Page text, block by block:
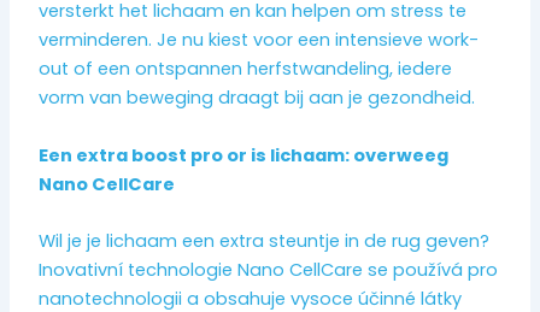
versterkt het lichaam en kan helpen om stress te
verminderen. Je nu kiest voor een intensieve work-
out of een ontspannen herfstwandeling, iedere
vorm van beweging draagt bij aan je gezondheid.
Een extra boost pro or is lichaam: overweeg
Nano CellCare
Wil je je lichaam een extra steuntje in de rug geven?
Inovativní technologie Nano CellCare se používá pro
nanotechnologii a obsahuje vysoce účinné látky